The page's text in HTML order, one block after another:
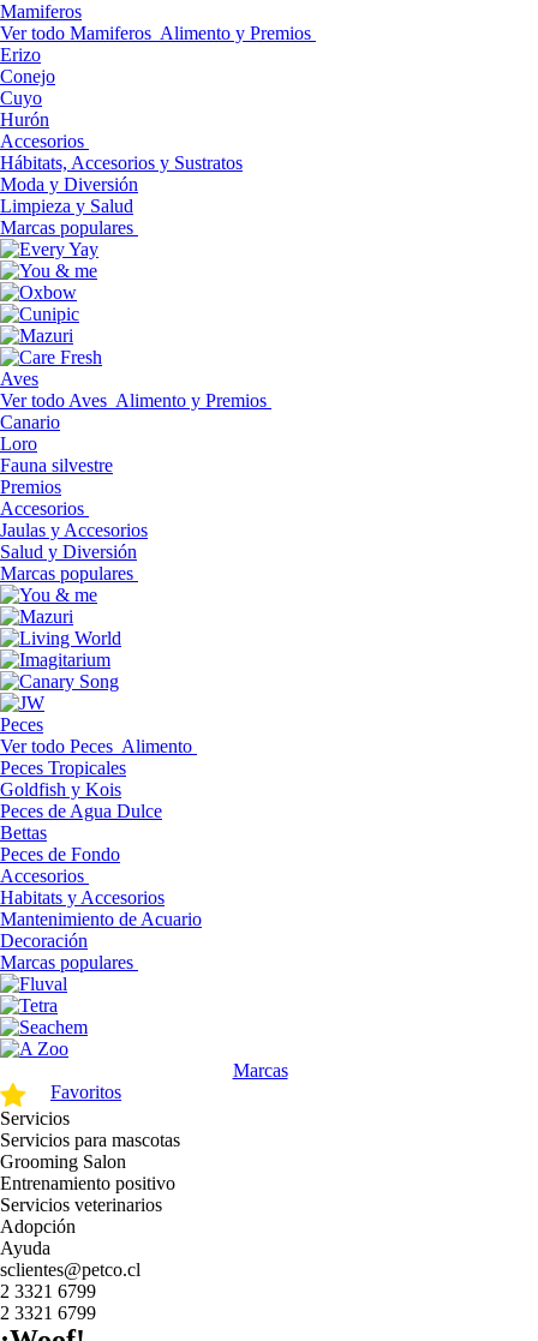
Mamiferos
Ver todo Mamiferos Alimento y Premios
Erizo
Conejo
Cuyo
Hurón
Accesorios
Hábitats, Accesorios y Sustratos
Moda y Diversión
Limpieza y Salud
Marcas populares
Aves
Ver todo Aves Alimento y Premios
Canario
Loro
Fauna silvestre
Premios
Accesorios
Jaulas y Accesorios
Salud y Diversión
Marcas populares
Peces
Ver todo Peces Alimento
Peces Tropicales
Goldfish y Kois
Peces de Agua Dulce
Bettas
Peces de Fondo
Accesorios
Habitats y Accesorios
Mantenimiento de Acuario
Decoración
Marcas populares
Marcas
Favoritos
Servicios
Servicios para mascotas
Grooming Salon
Entrenamiento positivo
Servicios veterinarios
Adopción
Ayuda
sclientes@petco.cl
2 3321 6799
2 3321 6799